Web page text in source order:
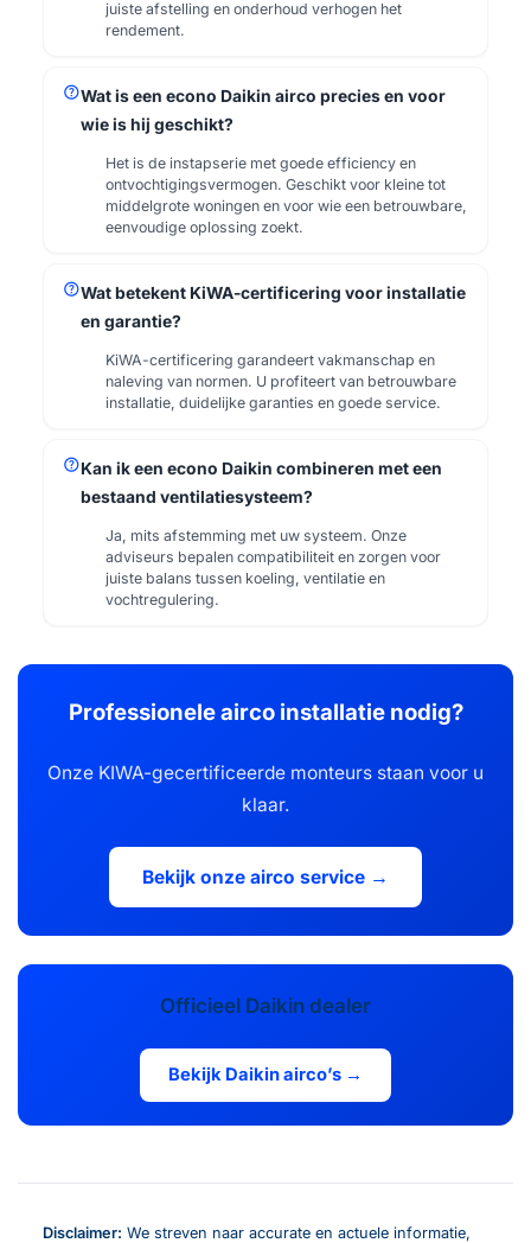
juiste afstelling en onderhoud verhogen het
rendement.
helpWat is een econo Daikin airco precies en voor
wie is hij geschikt?
Het is de instapserie met goede efficiency en
ontvochtigingsvermogen. Geschikt voor kleine tot
middelgrote woningen en voor wie een betrouwbare,
eenvoudige oplossing zoekt.
helpWat betekent KiWA-certificering voor installatie
en garantie?
KiWA-certificering garandeert vakmanschap en
naleving van normen. U profiteert van betrouwbare
installatie, duidelijke garanties en goede service.
helpKan ik een econo Daikin combineren met een
bestaand ventilatiesysteem?
Ja, mits afstemming met uw systeem. Onze
adviseurs bepalen compatibiliteit en zorgen voor
juiste balans tussen koeling, ventilatie en
vochtregulering.
Professionele airco installatie nodig?
Onze KIWA-gecertificeerde monteurs staan voor u
klaar.
Bekijk onze airco service →
Officieel Daikin dealer
Bekijk Daikin airco’s →
Disclaimer: We streven naar accurate en actuele informatie,